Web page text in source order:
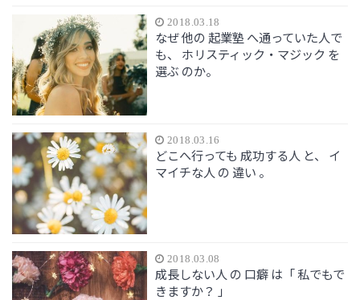
2018.03.18
なぜ 他の 起業塾 へ通っていた人で
も、 ホリスティック・マジック を
選ぶ のか。
2018.03.16
どこへ行っても 成功する人 と、 イ
マイチな人 の 違い 。
2018.03.08
成長しない人 の 口癖 は「 私でもで
きますか？ 」